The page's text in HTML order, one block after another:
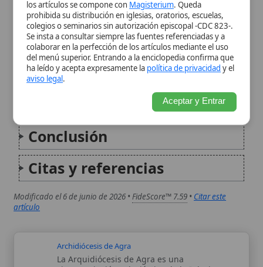
memoria religiosa
Conclusión
Citas y referencias
Archidiócesis de Agra
La Arquidiócesis de Agra es una
circunscripción eclesiástica de la Iglesia
católica en la India, vinculada históricamente
a la misión del Tíbet y erigida como sede
metropolitana a finales del siglo XIX. Su
historia se apoya en una sucesión de...
Antigüedad a la ciudad de Aquae Sextiae (Aix-
en-Provence), constituye una de las sedes
eclesiásticas históricas de la Iglesia en